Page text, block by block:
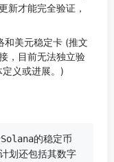
新才能完全验证，
和美元稳定卡 (推文
，目前无法独立验
定义或进展。)
的稳定币
划还包括其数字